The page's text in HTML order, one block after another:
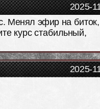
2025-
Менял эфир на биток,
курс стабильный,
2025-